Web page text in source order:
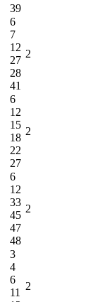
39
6
7
12
27
28
41
2
6
12
15
18
22
27
2
6
12
33
45
47
48
2
3
4
6
11
2